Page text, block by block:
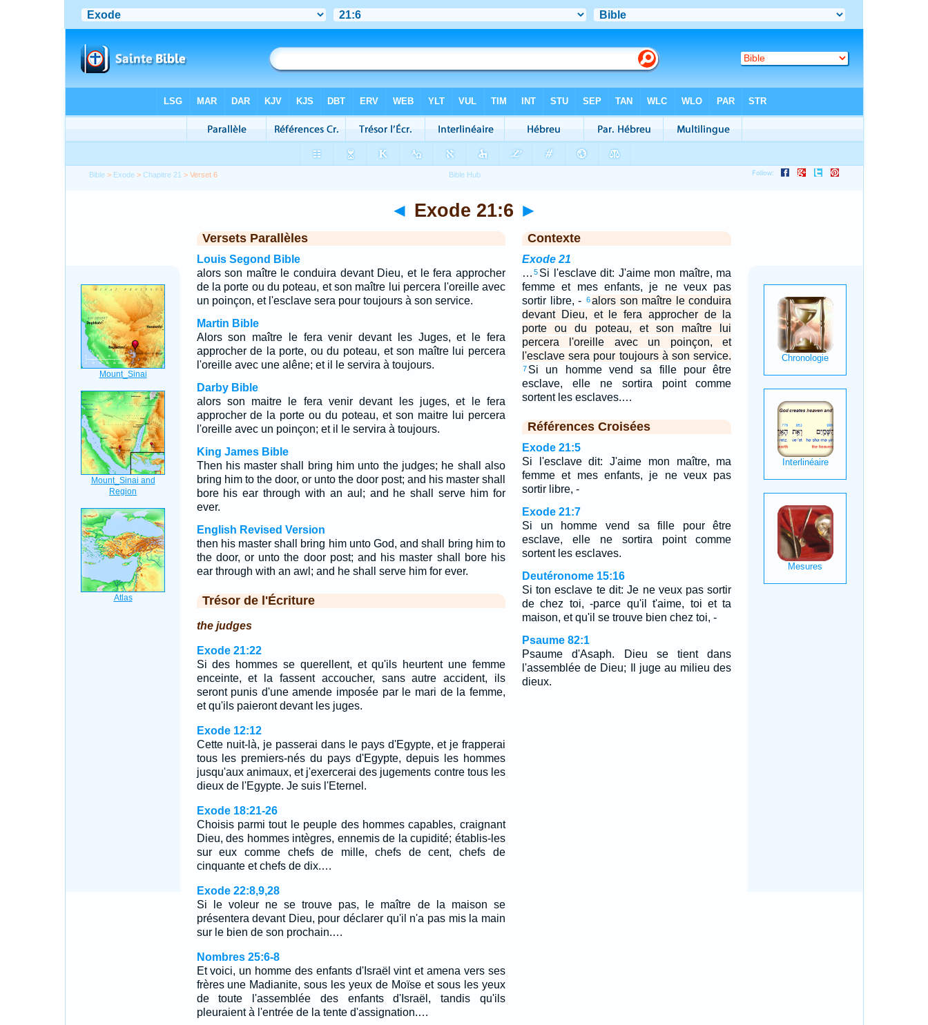
Bible > Exode >Chapitre 21 > Verset 6
◄ Exode 21:6 ►
Versets Parallèles
Louis Segond Bible
alors son maître le conduira devant Dieu, et le fera approcher
de la porte ou du poteau, et son maître lui percera l'oreille avec
un poinçon, et l'esclave sera pour toujours à son service.
Martin Bible
Alors son maître le fera venir devant les Juges, et le fera
approcher de la porte, ou du poteau, et son maître lui percera
l'oreille avec une alêne; et il le servira à toujours.
Darby Bible
alors son maitre le fera venir devant les juges, et le fera
approcher de la porte ou du poteau, et son maitre lui percera
l'oreille avec un poinçon; et il le servira à toujours.
King James Bible
Then his master shall bring him unto the judges; he shall also
bring him to the door, or unto the door post; and his master shall
bore his ear through with an aul; and he shall serve him for
ever.
English Revised Version
then his master shall bring him unto God, and shall bring him to
the door, or unto the door post; and his master shall bore his
ear through with an awl; and he shall serve him for ever.
Trésor de l'Écriture
the judges
Exode 21:22
Si des hommes se querellent, et qu'ils heurtent une femme
enceinte, et la fassent accoucher, sans autre accident, ils
seront punis d'une amende imposée par le mari de la femme,
et qu'ils paieront devant les juges.
Exode 12:12
Cette nuit-là, je passerai dans le pays d'Egypte, et je frapperai
tous les premiers-nés du pays d'Egypte, depuis les hommes
jusqu'aux animaux, et j'exercerai des jugements contre tous les
dieux de l'Egypte. Je suis l'Eternel.
Exode 18:21-26
Choisis parmi tout le peuple des hommes capables, craignant
Dieu, des hommes intègres, ennemis de la cupidité; établis-les
sur eux comme chefs de mille, chefs de cent, chefs de
cinquante et chefs de dix.…
Exode 22:8,9,28
Si le voleur ne se trouve pas, le maître de la maison se
présentera devant Dieu, pour déclarer qu'il n'a pas mis la main
sur le bien de son prochain.…
Nombres 25:6-8
Et voici, un homme des enfants d'Israël vint et amena vers ses
frères une Madianite, sous les yeux de Moïse et sous les yeux
de toute l'assemblée des enfants d'Israël, tandis qu'ils
pleuraient à l'entrée de la tente d'assignation.…
Contexte
Exode 21
… 5 Si l'esclave dit: J'aime mon maître, ma
femme et mes enfants, je ne veux pas
sortir libre, - 6alors son maître le conduira
devant Dieu, et le fera approcher de la
porte ou du poteau, et son maître lui
percera l'oreille avec un poinçon, et
l'esclave sera pour toujours à son service.
7 Si un homme vend sa fille pour être
esclave, elle ne sortira point comme
sortent les esclaves.…
Références Croisées
Exode 21:5
Si l'esclave dit: J'aime mon maître, ma
femme et mes enfants, je ne veux pas
sortir libre, -
Exode 21:7
Si un homme vend sa fille pour être
esclave, elle ne sortira point comme
sortent les esclaves.
Deutéronome 15:16
Si ton esclave te dit: Je ne veux pas sortir
de chez toi, -parce qu'il t'aime, toi et ta
maison, et qu'il se trouve bien chez toi, -
Psaume 82:1
Psaume d'Asaph. Dieu se tient dans
l'assemblée de Dieu; Il juge au milieu des
dieux.